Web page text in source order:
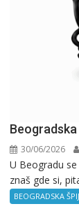
Beogradska
30/06/2026
U Beogradu
znaš gde si,
BEOGRADSKA